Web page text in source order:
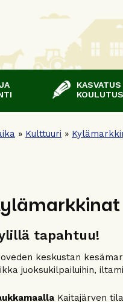
KOULUTUS
» Kulttuuri »
tapahtuu!
keskustan
juoksukilpailuihin,
Kaitajärven